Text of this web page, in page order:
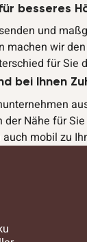
besseres
und
machen wir den
für Sie
bei Ihnen
der Nähe für
mobil zu